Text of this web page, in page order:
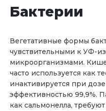
Бактерии
Вегетативные формы
чувствительными к УФ-
микроорганизмами.
часто используется как
инактивируется при
эффективностью 99,9%.
как сальмонелла,